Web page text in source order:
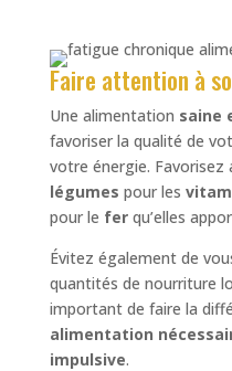
Faire attention à
Une alimentation saine
favoriser la qualité de
votre énergie. Favorisez
légumes pour les
pour le ferqu’elles
Évitez également de
quantités de nourriture
important de faire la
alimentation
impulsive.